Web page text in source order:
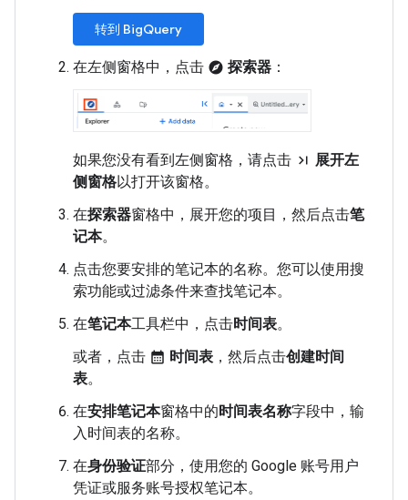
转到 BigQuery
在左侧窗格中，点击 explore 探索器 ：
如果您没有看到左侧窗格，请点击 last_page 展开左
侧窗格以打开该窗格。
在探索器窗格中，展开您的项目，然后点击笔
记本。
点击您要安排的笔记本的名称。您可以使用搜
索功能或过滤条件来查找笔记本。
在笔记本工具栏中，点击时间表。
或者，点击 calendar_month 时间表 ，然后点击创建时间
表。
在安排笔记本窗格中的时间表名称字段中，输
入时间表的名称。
在身份验证部分，使用您的 Google 账号用户
凭证或服务账号授权笔记本。